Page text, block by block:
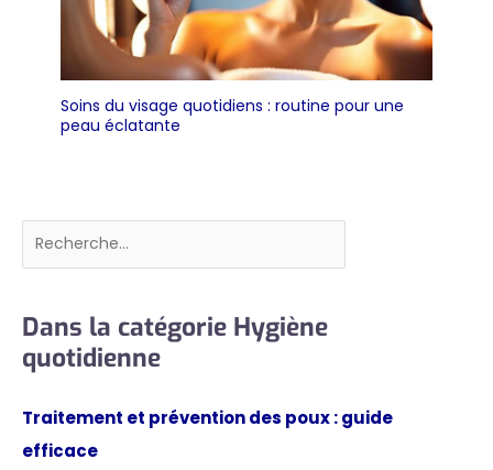
Soins du visage quotidiens : routine pour une
peau éclatante
Rechercher
Dans la catégorie Hygiène
quotidienne
Traitement et prévention des poux : guide
efficace